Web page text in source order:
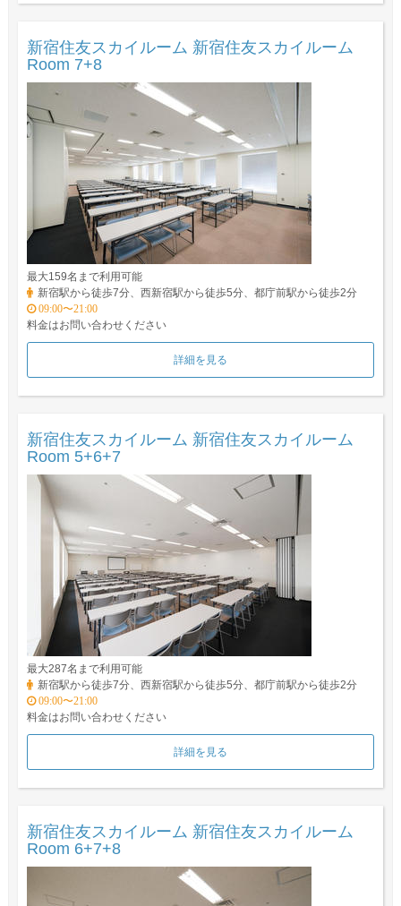
新宿住友スカイルーム 新宿住友スカイルーム
Room 7+8
最大159名まで利用可能
新宿駅から徒歩7分、西新宿駅から徒歩5分、都庁前駅から徒歩2分
09:00〜21:00
料金はお問い合わせください
詳細を見る
新宿住友スカイルーム 新宿住友スカイルーム
Room 5+6+7
最大287名まで利用可能
新宿駅から徒歩7分、西新宿駅から徒歩5分、都庁前駅から徒歩2分
09:00〜21:00
料金はお問い合わせください
詳細を見る
新宿住友スカイルーム 新宿住友スカイルーム
Room 6+7+8